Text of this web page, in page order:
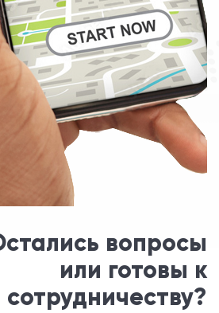
вопросы
или готовы к
сотрудничеству?